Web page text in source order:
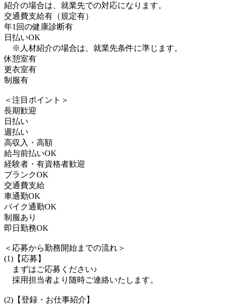
紹介の場合は、就業先での対応になります。
交通費支給有（規定有）
年1回の健康診断有
日払いOK
※人材紹介の場合は、就業先条件に準じます。
休憩室有
更衣室有
制服有
＜注目ポイント＞
長期歓迎
日払い
週払い
高収入・高額
給与前払いOK
経験者・有資格者歓迎
ブランクOK
交通費支給
車通勤OK
バイク通勤OK
制服あり
即日勤務OK
＜応募から勤務開始までの流れ＞
(1)【応募】
まずはご応募ください♪
採用担当者より随時ご連絡いたします。
(2)【登録・お仕事紹介】